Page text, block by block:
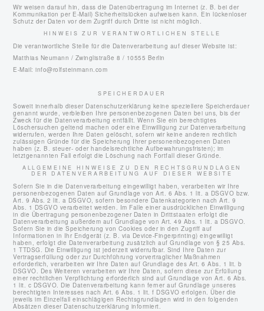
Wir weisen darauf hin, dass die Datenübertragung im Internet (z. B. bei der
Kommunikation per E-Mail) Sicherheitslücken aufweisen kann. Ein lückenloser
Schutz der Daten vor dem Zugriff durch Dritte ist nicht möglich.
HINWEIS ZUR VERANTWORTLICHEN STELLE
Die verantwortliche Stelle für die Datenverarbeitung auf dieser Website ist:
Matthias Neumann / Zwinglistraße 8 / 10555 Berlin
E-Mail: info@rolfsteinmann.com
SPEICHERDAUER
Soweit innerhalb dieser Datenschutzerklärung keine speziellere Speicherdauer
genannt wurde, verbleiben Ihre personenbezogenen Daten bei uns, bis der
Zweck für die Datenverarbeitung entfällt. Wenn Sie ein berechtigtes
Löschersuchen geltend machen oder eine Einwilligung zur Datenverarbeitung
widerrufen, werden Ihre Daten gelöscht, sofern wir keine anderen rechtlich
zulässigen Gründe für die Speicherung Ihrer personenbezogenen Daten
haben (z. B. steuer- oder handelsrechtliche Aufbewahrungsfristen); im
letztgenannten Fall erfolgt die Löschung nach Fortfall dieser Gründe.
ALLGEMEINE HINWEISE ZU DEN RECHTSGRUNDLAGEN
DER DATENVERARBEITUNG AUF DIESER WEBSITE
Sofern Sie in die Datenverarbeitung eingewilligt haben, verarbeiten wir Ihre
personenbezogenen Daten auf Grundlage von Art. 6 Abs. 1 lit. a DSGVO bzw.
Art. 9 Abs. 2 lit. a DSGVO, sofern besondere Datenkategorien nach Art. 9
Abs. 1 DSGVO verarbeitet werden. Im Falle einer ausdrücklichen Einwilligung
in die Übertragung personenbezogener Daten in Drittstaaten erfolgt die
Datenverarbeitung außerdem auf Grundlage von Art. 49 Abs. 1 lit. a DSGVO.
Sofern Sie in die Speicherung von Cookies oder in den Zugriff auf
Informationen in Ihr Endgerät (z. B. via Device-Fingerprinting) eingewilligt
haben, erfolgt die Datenverarbeitung zusätzlich auf Grundlage von § 25 Abs.
1 TTDSG. Die Einwilligung ist jederzeit widerrufbar. Sind Ihre Daten zur
Vertragserfüllung oder zur Durchführung vorvertraglicher Maßnahmen
erforderlich, verarbeiten wir Ihre Daten auf Grundlage des Art. 6 Abs. 1 lit. b
DSGVO. Des Weiteren verarbeiten wir Ihre Daten, sofern diese zur Erfüllung
einer rechtlichen Verpflichtung erforderlich sind auf Grundlage von Art. 6 Abs.
1 lit. c DSGVO. Die Datenverarbeitung kann ferner auf Grundlage unseres
berechtigten Interesses nach Art. 6 Abs. 1 lit. f DSGVO erfolgen. Über die
jeweils im Einzelfall einschlägigen Rechtsgrundlagen wird in den folgenden
Absätzen dieser Datenschutzerklärung informiert.